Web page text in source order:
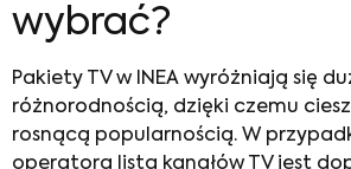
wybrać?
Pakiety TV w INEA wyróżniają się
różnorodnością, dzięki czemu
rosnącą popularnością. W
operatora lista kanałów TV jest